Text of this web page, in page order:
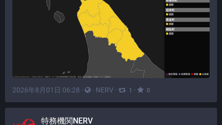
2026年8月01日 06:28 · · NERV · 1 · 0
特務機関NERV